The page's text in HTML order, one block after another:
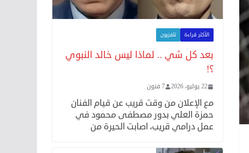
الأكثر قراءة تلفزيون
بعد كل شي .. لماذا ليس خالد النبوي
؟!
22 يوليو، 2026 7 فنون
مع الإعلان من وقت قريب عن قيام الفنان
حمزة العلي بدور مصطفى محمود في
عمل درامي قريب، اصابت الحيرة من